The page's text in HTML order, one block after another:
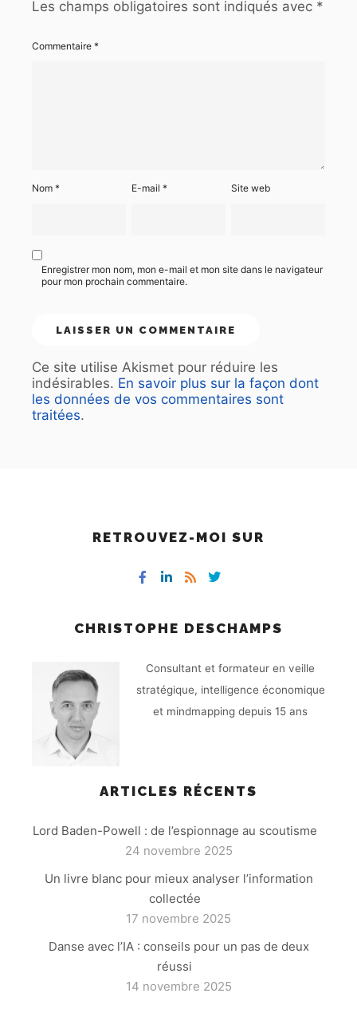
Les champs obligatoires sont indiqués avec *
Commentaire *
Nom * E-mail* Site web
Enregistrer mon nom, mon e-mail et mon site dans le navigateur
pour mon prochain commentaire.
Ce site utilise Akismet pour réduire les
indésirables. En savoir plus sur la façon dont
les données de vos commentaires sont
traitées.
RETROUVEZ-MOI SUR
CHRISTOPHE DESCHAMPS
Consultant et formateur en veille
stratégique, intelligence économique
et mindmapping depuis 15 ans
ARTICLES RÉCENTS
Lord Baden-Powell : de l’espionnage au scoutisme
24 novembre 2025
Un livre blanc pour mieux analyser l’information
collectée
17 novembre 2025
Danse avec l’IA : conseils pour un pas de deux
réussi
14 novembre 2025